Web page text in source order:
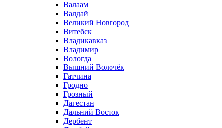
Валаам
Валдай
Великий Новгород
Витебск
Владикавказ
Владимир
Вологда
Вышний Волочёк
Гатчина
Гродно
Грозный
Дагестан
Дальний Восток
Дербент